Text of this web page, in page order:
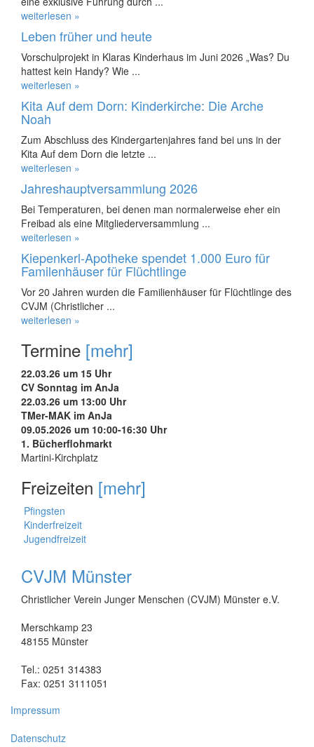
weiterlesen »
Leben früher und heute
Vorschulprojekt in Klaras Kinderhaus im Juni 2026 „Was? Du
hattest kein Handy? Wie ...
weiterlesen »
Kita Auf dem Dorn: Kinderkirche: Die Arche
Noah
Zum Abschluss des Kindergartenjahres fand bei uns in der
Kita Auf dem Dorn die letzte ...
weiterlesen »
Jahreshauptversammlung 2026
Bei Temperaturen, bei denen man normalerweise eher ein
Freibad als eine Mitgliederversammlung ...
weiterlesen »
Kiepenkerl-Apotheke spendet 1.000 Euro für
Familenhäuser für Flüchtlinge
Vor 20 Jahren wurden die Familienhäuser für Flüchtlinge des
CVJM (Christlicher ...
weiterlesen »
Termine [mehr]
22.03.26 um 15 Uhr
CV Sonntag im AnJa
22.03.26 um 13:00 Uhr
TMer-MAK im AnJa
09.05.2026 um 10:00-16:30 Uhr
1. Bücherflohmarkt
Martini-Kirchplatz
Freizeiten [mehr]
Pfingsten
Kinderfreizeit
Jugendfreizeit
CVJM Münster
Christlicher Verein Junger Menschen (CVJM) Münster e.V.
Merschkamp 23
48155 Münster
Tel.: 0251 314383
Fax: 0251 3111051
Impressum
Datenschutz